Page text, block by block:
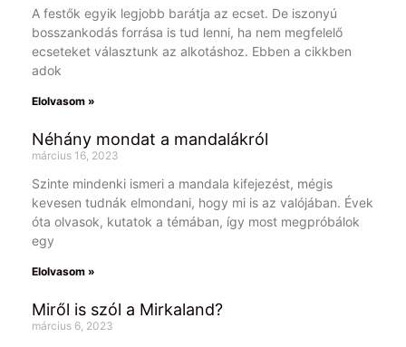
A festők egyik legjobb barátja az ecset. De iszonyú
bosszankodás forrása is tud lenni, ha nem megfelelő
ecseteket választunk az alkotáshoz. Ebben a cikkben
adok
Elolvasom »
Néhány mondat a mandalákról
március 16, 2023
Szinte mindenki ismeri a mandala kifejezést, mégis
kevesen tudnák elmondani, hogy mi is az valójában. Évek
óta olvasok, kutatok a témában, így most megpróbálok
egy
Elolvasom »
Miről is szól a Mirkaland?
március 6, 2023